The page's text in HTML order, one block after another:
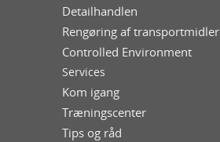
Detailhandlen
Rengøring af transportmidler
Controlled Environment
Services
Kom igang
Træningscenter
Tips og råd